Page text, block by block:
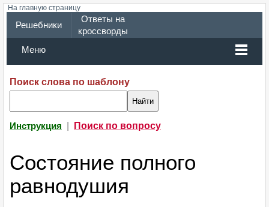
На главную страницу
Решебники
Ответы на
кроссворды
Меню
Поиск слова по шаблону
Инструкция Поиск по вопросу
Состояние полного
равнодушия